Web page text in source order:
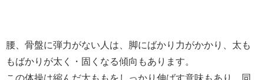
腰、骨盤に弾力がない人は、脚にばかり力がかかり、太も
もばかりが太く・固くなる傾向もあります。
この体操は縮んだ太ももをしっかり伸ばす意味もあり、同